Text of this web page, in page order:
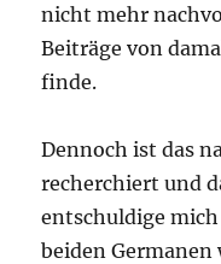
nicht mehr
Beiträge von
finde.
Dennoch ist das
recherchiert und
entschuldige mich
beiden